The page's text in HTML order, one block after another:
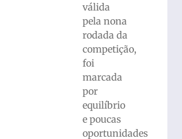
válida
pela nona
rodada da
competição,
foi
marcada
por
equilíbrio
e poucas
oportunidades